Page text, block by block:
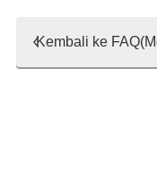
Kembali ke